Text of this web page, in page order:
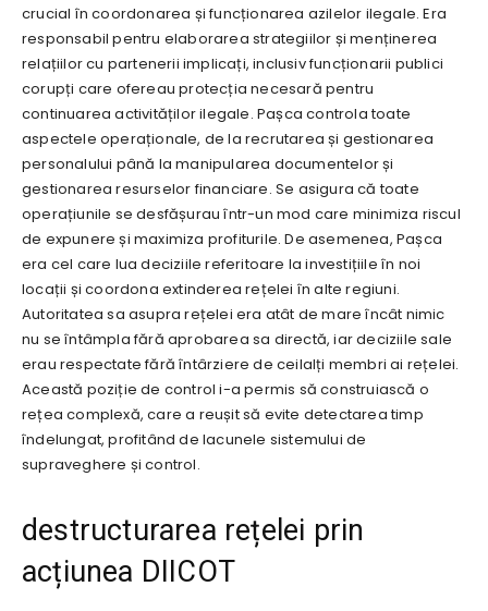
crucial în coordonarea și funcționarea azilelor ilegale. Era
responsabil pentru elaborarea strategiilor și menținerea
relațiilor cu partenerii implicați, inclusiv funcționarii publici
corupți care ofereau protecția necesară pentru
continuarea activităților ilegale. Pașca controla toate
aspectele operaționale, de la recrutarea și gestionarea
personalului până la manipularea documentelor și
gestionarea resurselor financiare. Se asigura că toate
operațiunile se desfășurau într-un mod care minimiza riscul
de expunere și maximiza profiturile. De asemenea, Pașca
era cel care lua deciziile referitoare la investițiile în noi
locații și coordona extinderea rețelei în alte regiuni.
Autoritatea sa asupra rețelei era atât de mare încât nimic
nu se întâmpla fără aprobarea sa directă, iar deciziile sale
erau respectate fără întârziere de ceilalți membri ai rețelei.
Această poziție de control i-a permis să construiască o
rețea complexă, care a reușit să evite detectarea timp
îndelungat, profitând de lacunele sistemului de
supraveghere și control.
destructurarea rețelei prin
acțiunea DIICOT